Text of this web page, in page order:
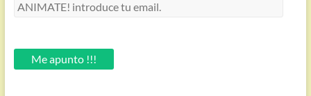
ANIMATE!
email.Me apunto !!!